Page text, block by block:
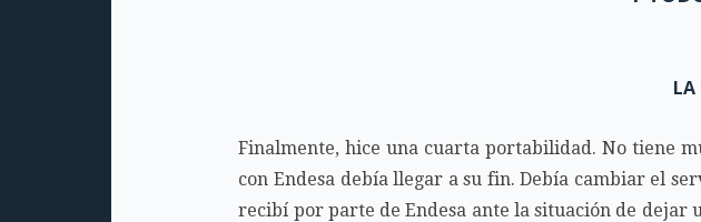
LA
Finalmente, hice una cuarta portabilidad. No tiene
con Endesa debía llegar a su fin. Debía cambiar el
recibí por parte de Endesa ante la situación de dejar